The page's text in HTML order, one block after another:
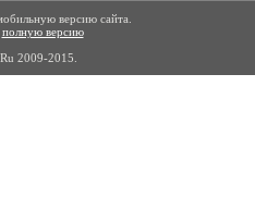
версию сайта.
полную версию
2009-2015.